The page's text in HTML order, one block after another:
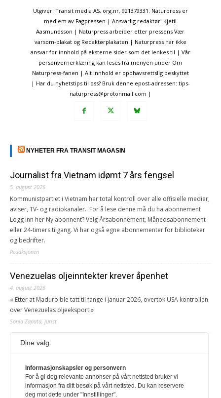
Utgiver: Transit media AS, org.nr. 921379331. Naturpress er
medlem av Fagpressen | Ansvarlig redaktør: Kjetil
Aasmundsson | Naturpress arbeider etter pressens Vær
varsom-plakat og Redaktørplakaten | Naturpress har ikke
ansvar for innhold på eksterne sider som det lenkes til | Vår
personvernerklæring kan leses fra menyen under Om
Naturpress-fanen | Alt innhold er opphavsrettslig beskyttet
| Har du nyhetstips til oss? Bruk denne epost-adressen: tips-
naturpress@protonmail.com |
NYHETER FRA TRANSIT MAGASIN
Journalist fra Vietnam idømt 7 års fengsel
5. august 2026
Kommunistpartiet i Vietnam har total kontroll over alle offisielle medier,
aviser, TV- og radiokanaler. For å lese denne må du ha abonnement
Logg inn her Ny abonnent? Velg Årsabonnement, Månedsabonnement
eller 24-timers tilgang. Vi har også egne abonnementer for biblioteker
og bedrifter.
Redaksjonen
Venezuelas oljeinntekter krever åpenhet
4. august 2026
« Etter at Maduro ble tatt til fange i januar 2026, overtok USA kontrollen
over Venezuelas oljeeksport.»
Sonia Zapata, jurist
117,8 millioner er på flukt, en nedgang fra forrige
1. august 2026
Ville ha tilsvart verdens trettende største land i folketall. For å lese
denne må du ha abonnement Logg inn her Ny abonnent? Velg
Dine valg:
Informasjonskapsler og personvern
For å gi deg relevante annonser på vårt nettsted bruker vi
informasjon fra ditt besøk på vårt nettsted. Du kan reservere
deg mot dette under "Innstillinger".